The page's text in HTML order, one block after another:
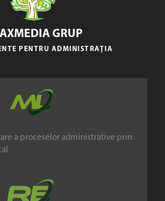
a proceselor administrative prin
GRUP
PENTRU ADMINISTRAȚIA